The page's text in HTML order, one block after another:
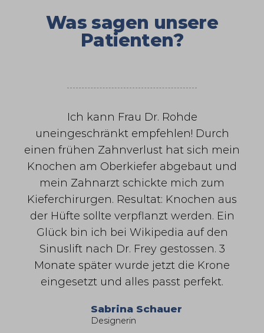
Was sagen unsere
Patienten?
Ich kann Frau Dr. Rohde
uneingeschränkt empfehlen! Durch
einen frühen Zahnverlust hat sich mein
Knochen am Oberkiefer abgebaut und
mein Zahnarzt schickte mich zum
Kieferchirurgen. Resultat: Knochen aus
der Hüfte sollte verpflanzt werden. Ein
Glück bin ich bei Wikipedia auf den
Sinuslift nach Dr. Frey gestossen. 3
Monate später wurde jetzt die Krone
eingesetzt und alles passt perfekt.
Sabrina Schauer
Designerin